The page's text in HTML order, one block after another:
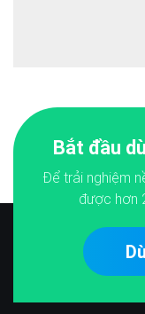
Bắt đầu
Để trải nghiệm
được hơn